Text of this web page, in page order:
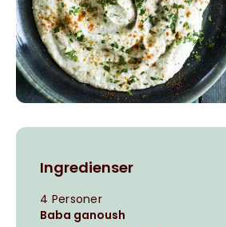
Ingredienser
4 Personer
Baba ganoush